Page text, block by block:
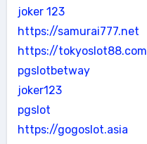
joker 123
https://samurai777.net
https://tokyoslot88.com
pgslotbetway
joker123
pgslot
https://gogoslot.asia